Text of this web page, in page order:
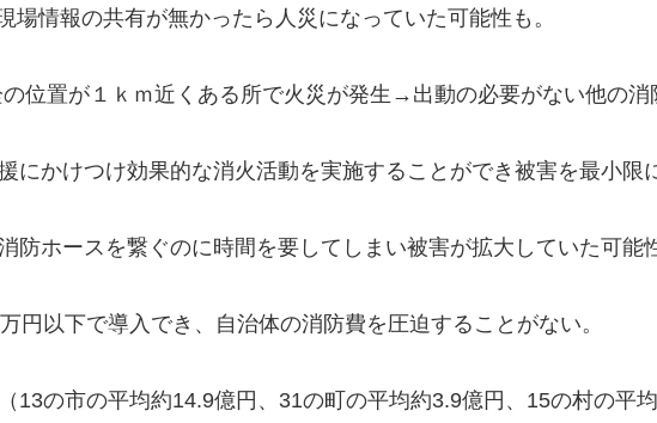
情報の共有が無かったら人災になっていた可能性も。
位置が１ｋｍ近くある所で火災が発生→出動の必要がない他の消
にかけつけ効果的な消火活動を実施することができ被害を最小限
ホースを繋ぐのに時間を要してしまい被害が拡大していた可能
円以下で導入でき、自治体の消防費を圧迫することがない。
13の市の平均約14.9億円、31の町の平均約3.9億円、15の村の平